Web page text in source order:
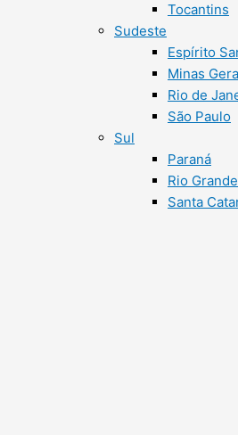
Tocantins
Sudeste
Espírito
Minas
Rio de
São Paulo
Sul
Paraná
Rio
Santa